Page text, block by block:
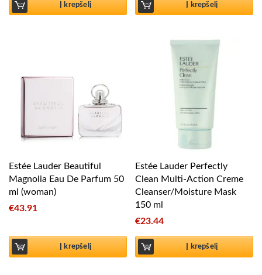
Į krepšelį Į krepšelį
Estée Lauder Beautiful
Magnolia Eau De Parfum 50
ml (woman)
€43.91
Į krepšelį
Estée Lauder Perfectly
Clean Multi-Action Creme
Cleanser/Moisture Mask
150 ml
€23.44
Į krepšelį